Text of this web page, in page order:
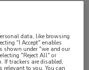
data, like browsing
"I Accept" enables
shown under "we and our
"Reject All" or
trackers are disabled,
relevant to you. You can